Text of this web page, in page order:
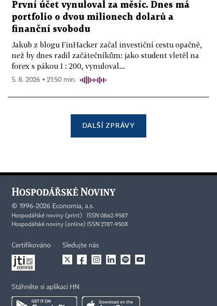
První účet vynuloval za měsíc. Dnes má
portfolio o dvou milionech dolarů a
finanční svobodu
Jakub z blogu FinHacker začal investiční cestu opačně,
než by dnes radil začátečníkům: jako student vletěl na
forex s pákou 1 : 200, vynuloval...
5. 8. 2026 ▪ 21:50 min.
DALŠÍ ZPRÁVY
© 1996-2026 Economia, a.s.
Hospodářské noviny (print) ISSN 0862-9587
Hospodářské noviny (online) ISSN 2787-950X
Certifikováno Sledujte nás
Stáhněte si aplikaci HN